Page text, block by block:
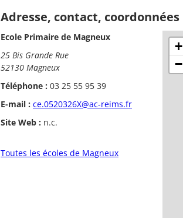
Adresse, contact, coordonnées
Ecole Primaire de Magneux
25 Bis Grande Rue
52130 Magneux
Téléphone : 03 25 55 95 39
E-mail : ce.0520326X@ac-reims.fr
Site Web : n.c.
Toutes les écoles de Magneux
+
−